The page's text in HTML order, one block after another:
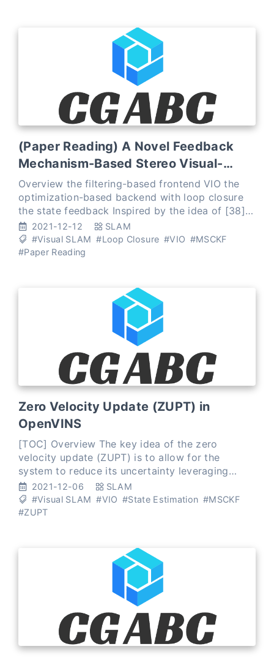
(Paper Reading) A Novel Feedback
Mechanism-Based Stereo Visual-
Inertial SLAM
Overview the filtering-based frontend VIO the
optimization-based backend with loop closure
the state feedback Inspired by the idea of [38],
we feed the optimized state produced by the
backend ba
2021-12-12
SLAM
#Visual SLAM #Loop Closure #VIO #MSCKF
#Paper Reading
Zero Velocity Update (ZUPT) in
OpenVINS
[TOC] Overview The key idea of the zero
velocity update (ZUPT) is to allow for the
system to reduce its uncertainty leveraging
motion knowledge (i.e. leverage the fact that the
system is stationary).
2021-12-06
SLAM
#Visual SLAM #VIO #State Estimation #MSCKF
#ZUPT